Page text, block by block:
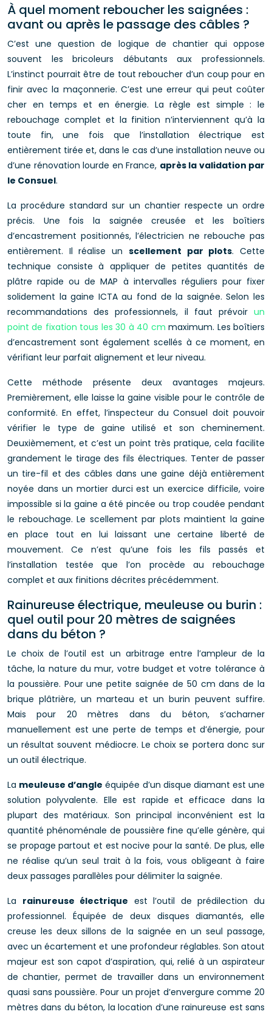
À quel moment reboucher les saignées :
avant ou après le passage des câbles ?
C’est une question de logique de chantier qui oppose
souvent les bricoleurs débutants aux professionnels.
L’instinct pourrait être de tout reboucher d’un coup pour en
finir avec la maçonnerie. C’est une erreur qui peut coûter
cher en temps et en énergie. La règle est simple : le
rebouchage complet et la finition n’interviennent qu’à la
toute fin, une fois que l’installation électrique est
entièrement tirée et, dans le cas d’une installation neuve ou
d’une rénovation lourde en France, après la validation par
le Consuel.
La procédure standard sur un chantier respecte un ordre
précis. Une fois la saignée creusée et les boîtiers
d’encastrement positionnés, l’électricien ne rebouche pas
entièrement. Il réalise un scellement par plots. Cette
technique consiste à appliquer de petites quantités de
plâtre rapide ou de MAP à intervalles réguliers pour fixer
solidement la gaine ICTA au fond de la saignée. Selon les
recommandations des professionnels, il faut prévoir un
point de fixation tous les 30 à 40 cm maximum. Les boîtiers
d’encastrement sont également scellés à ce moment, en
vérifiant leur parfait alignement et leur niveau.
Cette méthode présente deux avantages majeurs.
Premièrement, elle laisse la gaine visible pour le contrôle de
conformité. En effet, l’inspecteur du Consuel doit pouvoir
vérifier le type de gaine utilisé et son cheminement.
Deuxièmement, et c’est un point très pratique, cela facilite
grandement le tirage des fils électriques. Tenter de passer
un tire-fil et des câbles dans une gaine déjà entièrement
noyée dans un mortier durci est un exercice difficile, voire
impossible si la gaine a été pincée ou trop coudée pendant
le rebouchage. Le scellement par plots maintient la gaine
en place tout en lui laissant une certaine liberté de
mouvement. Ce n’est qu’une fois les fils passés et
l’installation testée que l’on procède au rebouchage
complet et aux finitions décrites précédemment.
Rainureuse électrique, meuleuse ou burin :
quel outil pour 20 mètres de saignées
dans du béton ?
Le choix de l’outil est un arbitrage entre l’ampleur de la
tâche, la nature du mur, votre budget et votre tolérance à
la poussière. Pour une petite saignée de 50 cm dans de la
brique plâtrière, un marteau et un burin peuvent suffire.
Mais pour 20 mètres dans du béton, s’acharner
manuellement est une perte de temps et d’énergie, pour
un résultat souvent médiocre. Le choix se portera donc sur
un outil électrique.
La meuleuse d’angle équipée d’un disque diamant est une
solution polyvalente. Elle est rapide et efficace dans la
plupart des matériaux. Son principal inconvénient est la
quantité phénoménale de poussière fine qu’elle génère, qui
se propage partout et est nocive pour la santé. De plus, elle
ne réalise qu’un seul trait à la fois, vous obligeant à faire
deux passages parallèles pour délimiter la saignée.
La rainureuse électrique est l’outil de prédilection du
professionnel. Équipée de deux disques diamantés, elle
creuse les deux sillons de la saignée en un seul passage,
avec un écartement et une profondeur réglables. Son atout
majeur est son capot d’aspiration, qui, relié à un aspirateur
de chantier, permet de travailler dans un environnement
quasi sans poussière. Pour un projet d’envergure comme 20
mètres dans du béton, la location d’une rainureuse est sans